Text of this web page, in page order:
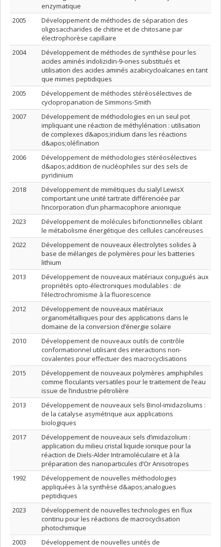
enzymatique
2005
Développement de méthodes de séparation des
oligosaccharides de chitine et de chitosane par
électrophorèse capillaire
2004
Développement de méthodes de synthèse pour les
acides aminés indolizidin-9-ones substitués et
utilisation des acides aminés azabicycloalcanes en tant
que mimes peptidiques
2005
Développement de méthodes stéréosélectives de
cyclopropanation de Simmons-Smith
2007
Développement de méthodologies en un seul pot
impliquant une réaction de méthylénation : utilisation
de complexes d&apos;iridium dans les réactions
d&apos;oléfination
2006
Développement de méthodologies stéréosélectives
d&apos;addition de nucléophiles sur des sels de
pyridinium
2018
Développement de mimétiques du sialyl LewisX
comportant une unité tartrate différenciée par
l’incorporation d’un pharmacophore anionique
2023
Développement de molécules bifonctionnelles ciblant
le métabolisme énergétique des cellules cancéreuses
2022
Développement de nouveaux électrolytes solides à
base de mélanges de polymères pour les batteries
lithium
2013
Développement de nouveaux matériaux conjugués aux
propriétés opto-électroniques modulables : de
l’électrochromisme à la fluorescence
2012
Développement de nouveaux matériaux
organométalliques pour des applications dans le
domaine de la conversion d’énergie solaire
2010
Développement de nouveaux outils de contrôle
conformationnel utilisant des interactions non-
covalentes pour effectuer des macrocyclisations
2015
Développement de nouveaux polymères amphiphiles
comme floculants versatiles pour le traitement de l’eau
issue de l’industrie pétrolière
2013
Développement de nouveaux sels Binol-imidazoliums :
de la catalyse asymétrique aux applications
biologiques
2017
Développement de nouveaux sels d’imidazolium :
application du milieu cristal liquide ionique pour la
réaction de Diels-Alder Intramoléculaire et à la
préparation des nanoparticules d’Or Anisotropes
1992
Développement de nouvelles méthodologies
appliquées à la synthèse d&apos;analogues
peptidiques
2023
Développement de nouvelles technologies en flux
continu pour les réactions de macrocyclisation
photochimique
2003
Développement de nouvelles unités de